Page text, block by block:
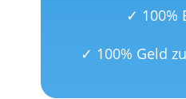
✓ 100%
✓ 100% Geld